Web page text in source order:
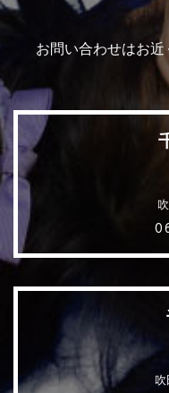
お問い合わせはお近